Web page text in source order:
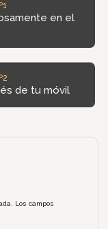
en el
de tu móvil
Los campos